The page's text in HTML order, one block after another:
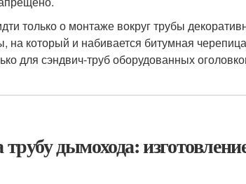
только о монтаже вокруг трубы
на который и набивается битумная
для сэндвич-труб оборудованных
дымохода: